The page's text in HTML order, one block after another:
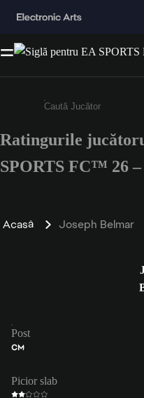
Enter a minimum
Ratingurile
SPORTS FC™ 26 –
Acasă Joseph Belmar
Post
CM
Picior slab